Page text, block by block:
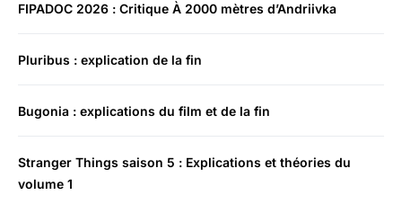
FIPADOC 2026 : Critique À 2000 mètres d’Andriivka
Pluribus : explication de la fin
Bugonia : explications du film et de la fin
Stranger Things saison 5 : Explications et théories du
volume 1